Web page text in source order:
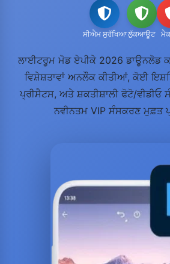
ਸੀਐਮ ਸੁਰੱਖਿਆਲੁੱਕਆਊਟ
ਲਾਈਟਰੂਮ ਮੋਡ ਏਪੀਕੇ 2026 ਡਾਊਨਲੋਡ
ਵਿਸ਼ੇਸ਼ਤਾਵਾਂ ਅਨਲੌਕ ਕੀਤੀਆਂ, ਕੋਈ
ਪ੍ਰੀਸੈਟਸ, ਅਤੇ ਸ਼ਕਤੀਸ਼ਾਲੀ ਫੋਟੋ/ਵੀਡੀਓ
ਨਵੀਨਤਮ VIP ਸੰਸਕਰਣ ਮੁਫ਼ਤ